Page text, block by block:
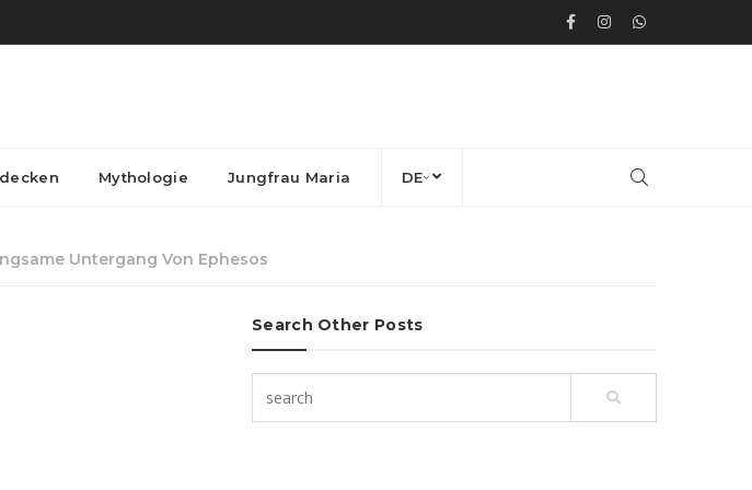
Mythologie Jungfrau Maria DE
Untergang Von Ephesos
Search Other Posts